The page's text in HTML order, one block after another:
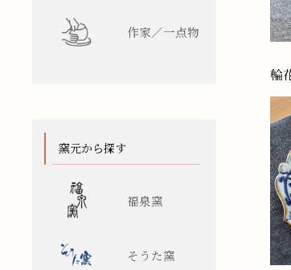
作家／一点物
窯元から探す
福泉窯
そうた窯